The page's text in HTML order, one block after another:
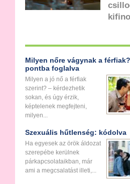
Milyen nőre vágynak a
pontba foglalva
Milyen a jó nő a férfiak
szerint? – kérdezhetik
sokan, és úgy érzik,
képtelenek megfejteni,
milyen...
Szexuális hűtlenség: kódolva
Ha egyesek az örök áldozat
szerepébe kerülnek
párkapcsolataikban, már
ami a megcsalatást illeti,...